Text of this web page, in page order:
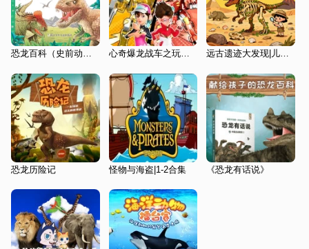
恐龙百科（史前动物的秘密） 心奇爆龙战车之玩具总动员第一季|玩具开箱|儿童广播剧 远古遗迹大发现|儿童趣味考古书
恐龙历险记 怪物与海盗|1-2合集 《恐龙有话说》